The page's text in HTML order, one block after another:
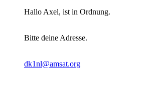
Hallo Axel, ist in Ordnung.
Bitte deine Adresse.
dk1nl@amsat.org